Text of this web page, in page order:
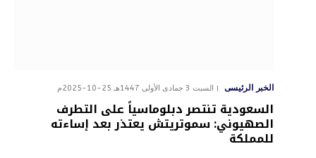
الخبر الرئيسى السبت 3 جمادى الأولى 1447هـ 25-10-2025م
السعودية تنتصر دبلوماسياً على التطرف
الصهيوني: سموتريتش يعتذر بعد إساءته
للمملكة